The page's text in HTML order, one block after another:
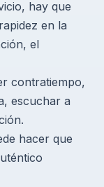
hay que
en la
el
contratiempo,
escuchar a
hacer que